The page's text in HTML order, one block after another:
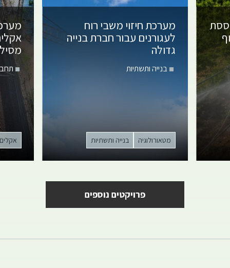
מערכת חיזוי משבי רוח
לעגורנים עבור חברת בנייה
גדולה
בנייה ותשתיות
מטאורולוגיה בנייה ותשתיות אקלים
פרויקטים נוספים